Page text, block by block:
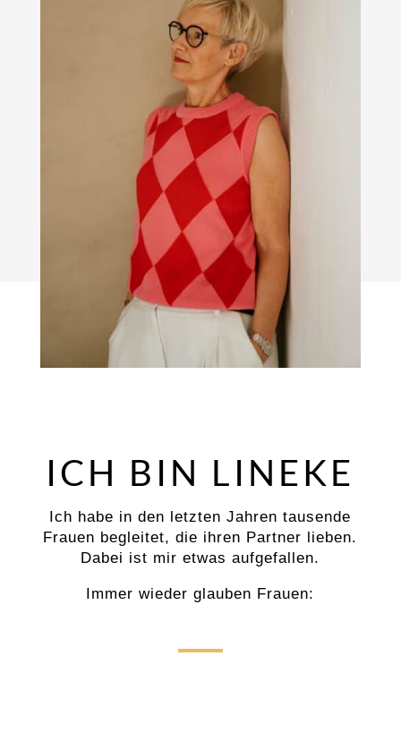
ICH BIN LINEKE
Ich habe in den letzten Jahren tausende
Frauen begleitet, die ihren Partner lieben.
Dabei ist mir etwas aufgefallen.
Immer wieder glauben Frauen: